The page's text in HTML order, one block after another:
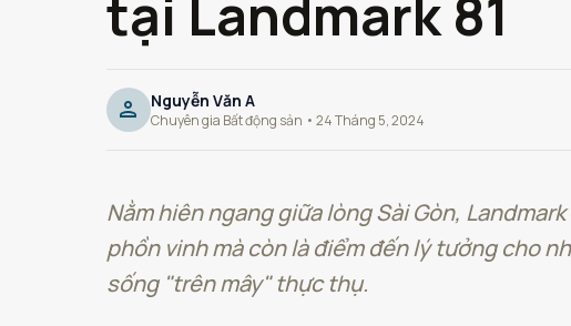
tại Landmark 81
person Nguyễn Văn A
Chuyên gia Bất động sản • 24 Tháng 5, 2024
Nằm hiên ngang giữa lòng Sài Gòn,
phồn vinh mà còn là điểm đến lý tưởng cho
sống "trên mây" thực thụ.